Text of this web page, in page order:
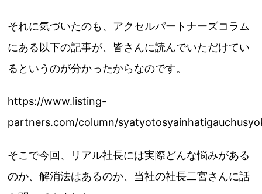
それに気づいたのも、アクセルパートナーズコラム
にある以下の記事が、皆さんに読んでいただけてい
るというのが分かったからなのです。
https://www.listing-
partners.com/column/
そこで今回、リアル社長には実際どんな悩みがある
のか、解消法はあるのか、当社の社長二宮さんに話